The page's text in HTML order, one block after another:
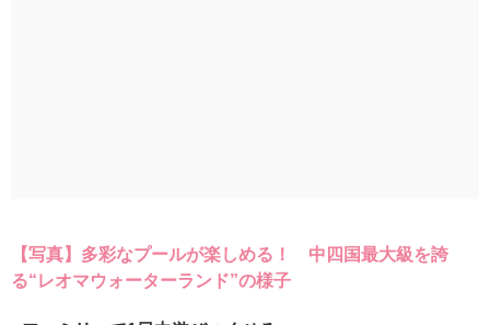
【写真】多彩なプールが楽しめる！ 中四国最大級を誇
る“レオマウォーターランド”の様子